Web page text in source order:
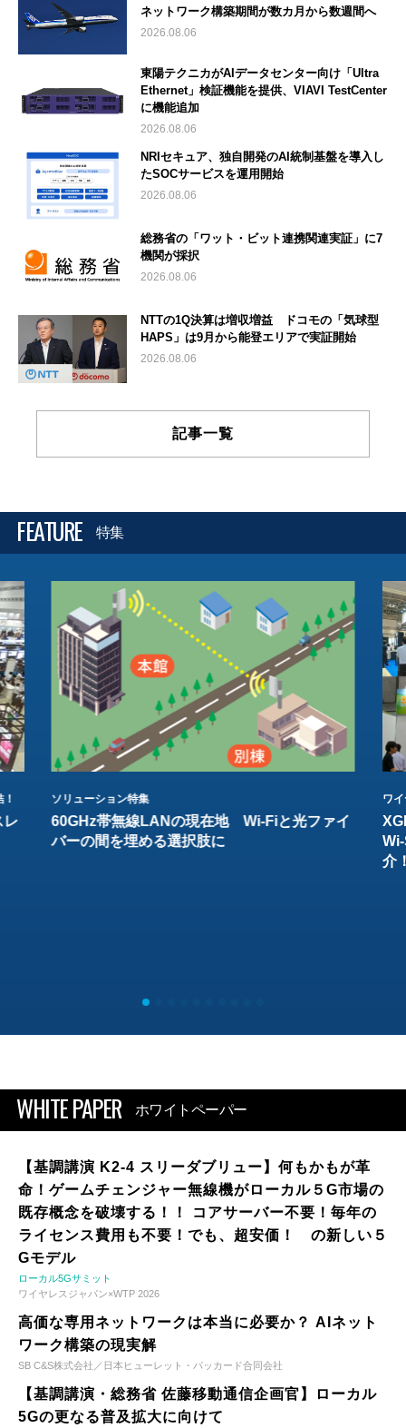
ネットワーク構築期間が数カ月から数週間へ
2026.08.06
東陽テクニカがAIデータセンター向け「Ultra
Ethernet」検証機能を提供、VIAVI TestCenter
に機能追加
2026.08.06
NRIセキュア、独自開発のAI統制基盤を導入し
たSOCサービスを運用開始
2026.08.06
総務省の「ワット・ビット連携関連実証」に7
機関が採択
2026.08.06
NTTの1Q決算は増収増益 ドコモの「気球型
HAPS」は9月から能登エリアで実証開始
2026.08.06
記事一覧
FEATURE 特集
レ
ソリューション特集
60GHz帯無線LANの現在地 Wi-Fiと光ファイ
バーの間を埋める選択肢に
ワ
介
WHITE PAPER ホワイトペーパー
【基調講演 K2-4 スリーダブリュー】何もかもが革
命！ゲームチェンジャー無線機がローカル５G市場の
既存概念を破壊する！！ コアサーバー不要！毎年の
ライセンス費用も不要！でも、超安価！ の新しい５
Gモデル
ローカル5Gサミット
ワイヤレスジャパン×WTP 2026
高価な専用ネットワークは本当に必要か？ AIネット
ワーク構築の現実解
SB C&S株式会社／日本ヒューレット・パッカード合同会社
【基調講演・総務省 佐藤移動通信企画官】ローカル
5Gの更なる普及拡大に向けて